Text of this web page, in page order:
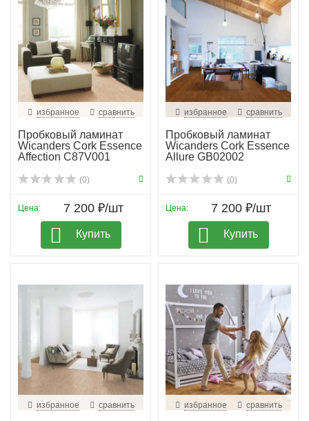
избранное сравнить
Пробковый ламинат
Wicanders Cork Essence
Affection C87V001
(0)
Цена: 7 200 ₽/шт
Купить
избранное сравнить
Пробковый ламинат
Wicanders Cork Essence
Allure GB02002
(0)
Цена: 7 200 ₽/шт
Купить
избранное сравнить избранное сравнить